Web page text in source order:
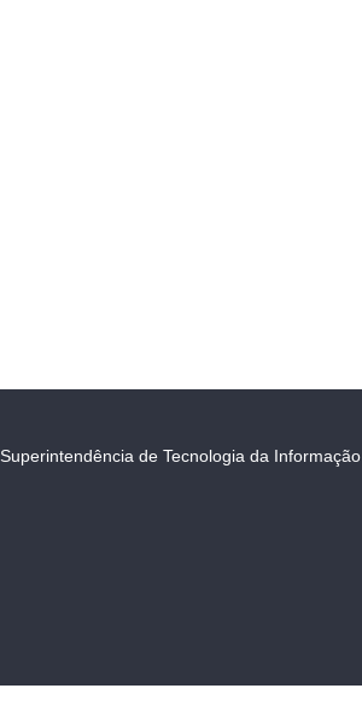
Superintendência de Tecnologia da Informação